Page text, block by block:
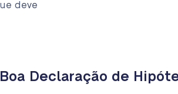
deve
Declaração de